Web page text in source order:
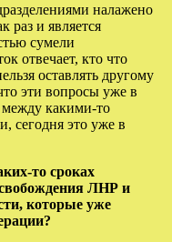
налажено
раз и является
сумели
отвечает, кто что
оставлять другому
эти вопросы уже в
какими-то
сегодня это уже в
то сроках
ЛНР и
которые уже